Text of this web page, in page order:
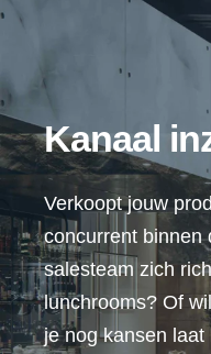
Kanaal
Verkoopt jouw
concurrent binnen
salesteam zich
lunchrooms? Of
je nog kansen laat